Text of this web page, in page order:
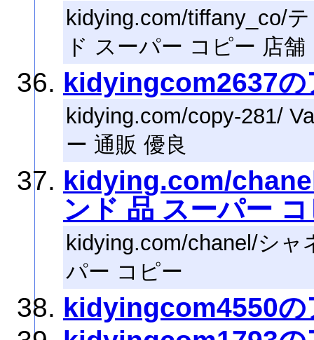
kidying.com/tiffany_co/
ド スーパー コピー 店舗
kidyingcom2637の
kidying.com/copy-281/
ー 通販 優良
kidying.com/
ンド 品 スーパー
kidying.com/chanel/シ
パー コピー
kidyingcom4550の